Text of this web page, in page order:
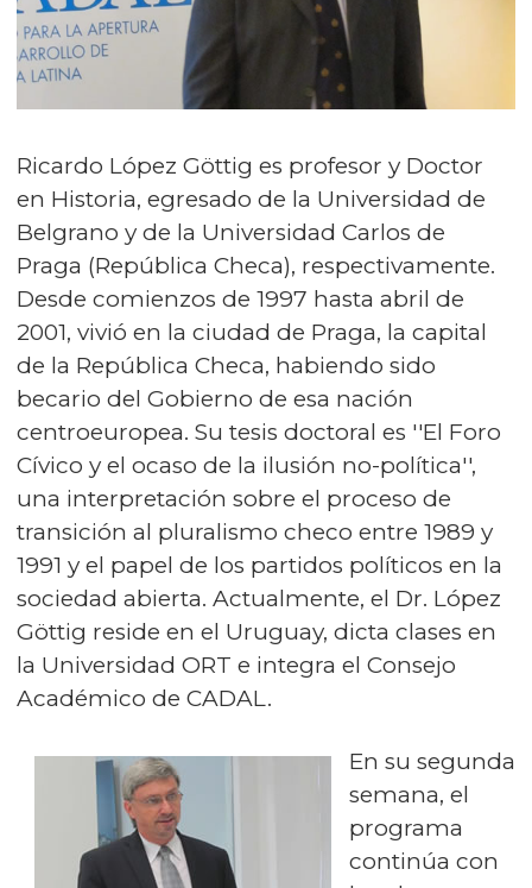
Ricardo López Göttig es profesor y Doctor
en Historia, egresado de la Universidad de
Belgrano y de la Universidad Carlos de
Praga (República Checa), respectivamente.
Desde comienzos de 1997 hasta abril de
2001, vivió en la ciudad de Praga, la capital
de la República Checa, habiendo sido
becario del Gobierno de esa nación
centroeuropea. Su tesis doctoral es ''El Foro
Cívico y el ocaso de la ilusión no-política'',
una interpretación sobre el proceso de
transición al pluralismo checo entre 1989 y
1991 y el papel de los partidos políticos en la
sociedad abierta. Actualmente, el Dr. López
Göttig reside en el Uruguay, dicta clases en
la Universidad ORT e integra el Consejo
Académico de CADAL.
En su segunda
semana, el
programa
continúa con